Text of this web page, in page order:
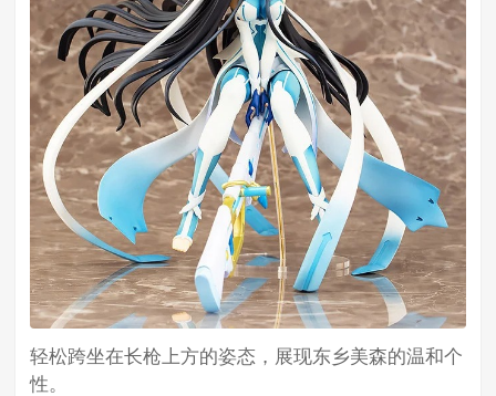
轻松跨坐在长枪上方的姿态，展现东乡美森的温和个
性。